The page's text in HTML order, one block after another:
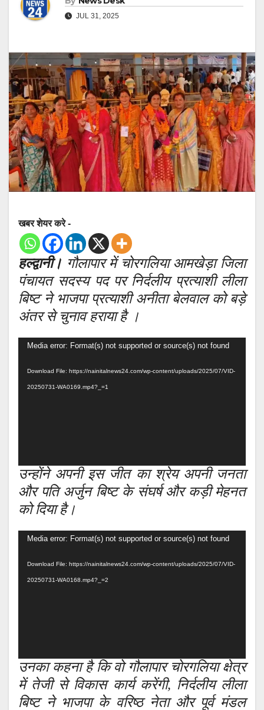
JUL 31, 2025
खबर शेयर करे -
हल्द्वानी। गौलापार में चोरगलिया आमखेड़ा जिला
पंचायत सदस्य पद पर निर्दलीय प्रत्याशी लीला
बिष्ट ने भाजपा प्रत्याशी अनीता बेलवाल को बड़े
अंतर से चुनाव हराया है ।
Video
Media error: Format(s) not supported or source(s) not found
Download File: https://nainitalnews24.com/wp-content/uploads/2025/07/VID-
20250731-WA0169.mp4?_=1
उन्होंने अपनी इस जीत का श्रेय अपनी जनता
और पति अर्जुन बिष्ट के संघर्ष और कड़ी मेहनत
को दिया है।
Video
Media error: Format(s) not supported or source(s) not found
Download File: https://nainitalnews24.com/wp-content/uploads/2025/07/VID-
20250731-WA0168.mp4?_=2
उनका कहना है कि वो गौलापार चोरगलिया क्षेत्र
में तेजी से विकास कार्य करेंगी, निर्दलीय लीला
बिष्ट ने भाजपा के वरिष्ठ नेता और पूर्व मंडल